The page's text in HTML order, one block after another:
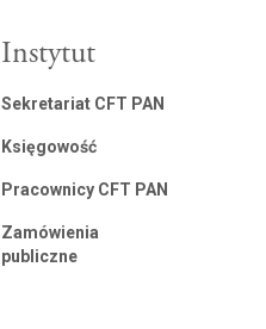
Instytut
Sekretariat CFT PAN
Księgowość
Pracownicy CFT PAN
Zamówienia
publiczne